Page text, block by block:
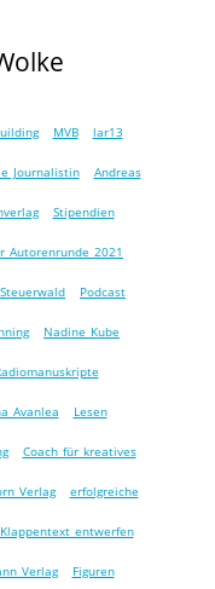
MVB lar13
Journalistin Andreas
Stipendien
Autorenrunde 2021
Podcast
Nadine Kube
Avanlea Lesen
Coach für kreatives
Verlag erfolgreiche
Klappentext entwerfen
Verlag Figuren